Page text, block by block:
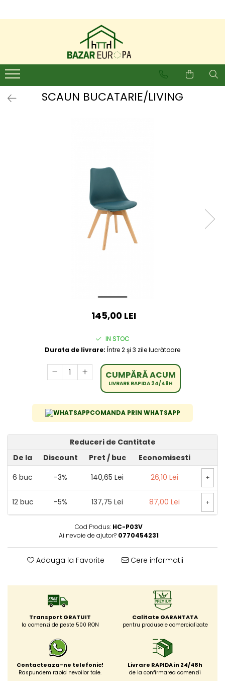
SCAUN BUCATARIE/LIVING
145,00 LEI
IN STOC
Durata de livrare: Între 2 și 3 zile lucrătoare
CUMPĂRĂ ACUM
LIVRARE RAPIDA 24/48H
COMANDA PRIN WHATSAPP
Reduceri de Cantitate
De la
Discount Pret / buc
Economisesti
6 buc -3% 140,65 Lei 26,10 Lei +
12buc -5% 137,75 Lei 87,00 Lei +
Cod Produs: HC-P03V
Ai nevoie de ajutor? 0770454231
Adauga la Favorite Cere informatii
Transport GRATUIT
la comenzi de peste 500 RON
Calitate GARANTATA
pentru produsele comercializate
Contacteaza-ne telefonic!
Raspundem rapid nevoilor tale.
Livrare RAPIDA in 24/48h
de la confirmarea comenzii